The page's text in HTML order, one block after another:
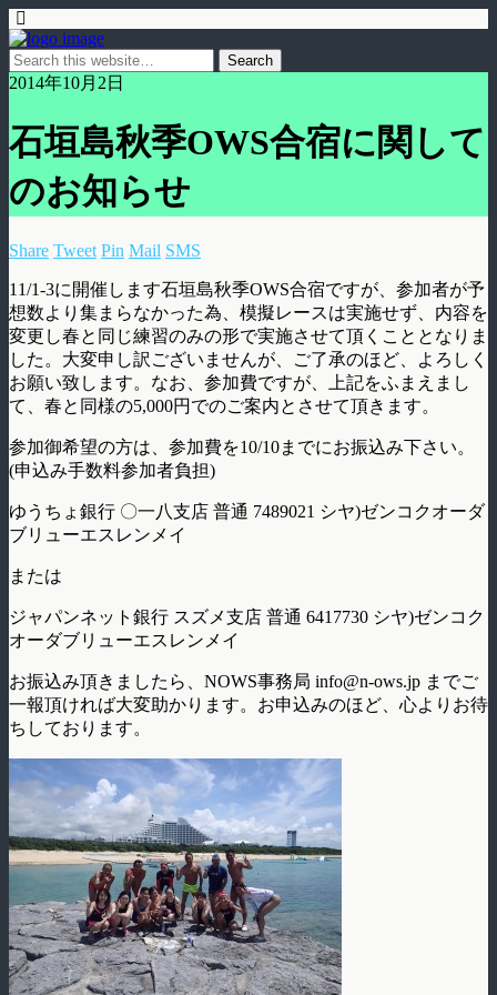
2014年10月2日
石垣島秋季OWS合宿に関して
のお知らせ
Share Tweet Pin Mail SMS
11/1-3に開催します石垣島秋季OWS合宿ですが、参加者が予
想数より集まらなかった為、模擬レースは実施せず、内容を
変更し春と同じ練習のみの形で実施させて頂くこととなりま
した。大変申し訳ございませんが、ご了承のほど、よろしく
お願い致します。なお、参加費ですが、上記をふまえまし
て、春と同様の5,000円でのご案内とさせて頂きます。
参加御希望の方は、参加費を10/10までにお振込み下さい。
(申込み手数料参加者負担)
ゆうちょ銀行 〇一八支店 普通 7489021 シヤ)ゼンコクオーダ
ブリューエスレンメイ
または
ジャパンネット銀行 スズメ支店 普通 6417730 シヤ)ゼンコク
オーダブリューエスレンメイ
お振込み頂きましたら、NOWS事務局 info@n-ows.jp までご
一報頂ければ大変助かります。お申込みのほど、心よりお待
ちしております。